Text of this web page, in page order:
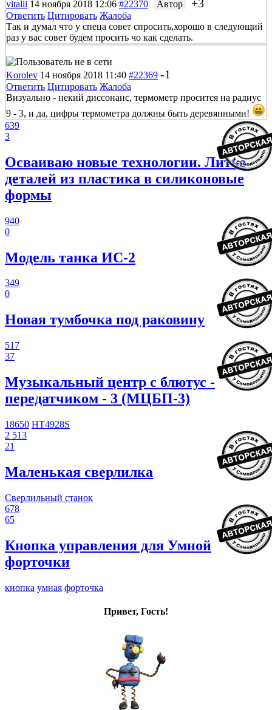
vitalii 14 ноября 2018 12:06 #22370 Автор +3
Ответить Цитировать Жалоба
Так и думал что у спеца совет спросить,хорошо в следующий
раз у вас совет будем просить чо как сделать.
Korolev 14 ноября 2018 11:40 #22369 -1
Ответить Цитировать Жалоба
Визуально - некий диссонанс, термометр просится на радиус
9 - 3, и да, цифры термометра должны быть деревянными!
639
3
Осваиваю новые технологии. Литье
деталей из пластика в силиконовые
формы
940
0
Модель танка ИС-2
349
0
Новая тумбочка под раковину
517
37
Музыкальный центр с блютус -
передатчиком - 3 (МЦБП-3)
18650 HT4928S
2 513
21
Маленькая сверлилка
Сверлильный станок
678
65
Кнопка управления для Умной
форточки
кнопка умная форточка
Привет, Гость!